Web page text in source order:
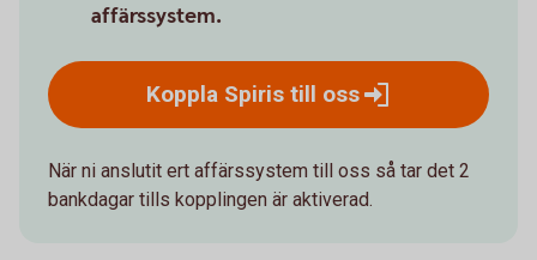
affärssystem.
Koppla Spiris till oss
När ni anslutit ert affärssystem till oss så tar det 2
bankdagar tills kopplingen är aktiverad.